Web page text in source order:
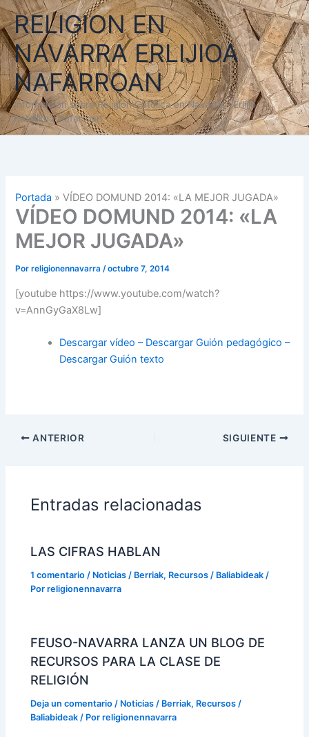
Ir
al
contenido
RELIGION EN
NAVARRA ERLIJIOA
NAFARROAN
Información sobre Religión Católica en Navarra - Erlijio
Katolikoa Nafarroan
Portada »VÍDEO DOMUND 2014: «LA MEJOR JUGADA»
VÍDEO DOMUND 2014: «LA
MEJOR JUGADA»
Porreligionennavarra/octubre 7, 2014
[youtube https://www.youtube.com/watch?
v=AnnGyGaX8Lw]
Descargar vídeo– Descargar Guión pedagógico–
Descargar Guión texto
ANTERIOR SIGUIENTE
Entradas relacionadas
LAS CIFRAS HABLAN
1 comentario / Noticias / Berriak, Recursos / Baliabideak /
Porreligionennavarra
FEUSO-NAVARRA LANZA UN BLOG DE
RECURSOS PARA LA CLASE DE
RELIGIÓN
Deja un comentario / Noticias / Berriak, Recursos /
Baliabideak / Porreligionennavarra